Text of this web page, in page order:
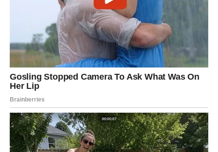
Određeni lekovi, naročitoneki antidepresivi, analgetici
poput morfina, kao i pojedine psihoaktivne supstance
mogu izazvati pojačano lučenje pljuvačke.
Ako osoba redovno koristi terapiju koja utiče na nervni sistem,
balavljenje može postati učestala pojava, naročito tokom
dubokih faza sna.
Zaključak
Iako balavljenje tokom spavanja u većini slučajeva nije